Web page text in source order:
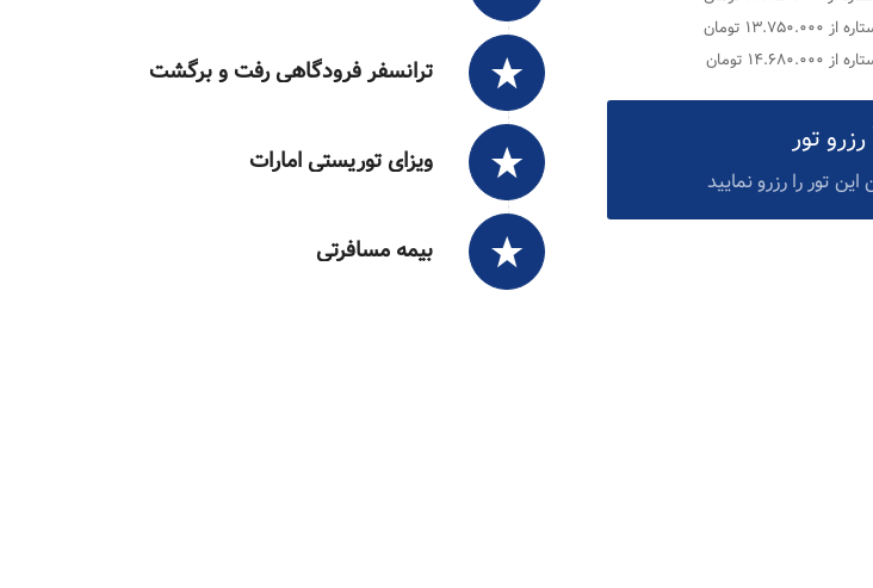
رزرو تور
این تور را رزرو نمایید
ترانسفر فرودگاهی رفت و برگشت
ویزای توریستی امارات
بیمه مسافرتی